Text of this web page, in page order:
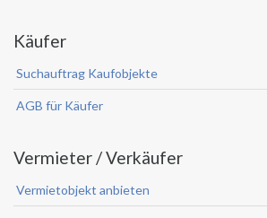
Käufer
Suchauftrag Kaufobjekte
AGB für Käufer
Vermieter / Verkäufer
Vermietobjekt anbieten